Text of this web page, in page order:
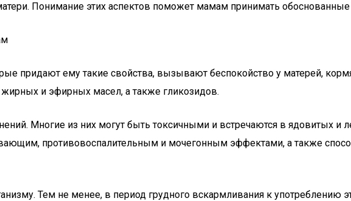
Понимание этих аспектов поможет мамам принимать обоснованные
придают ему такие свойства, вызывают беспокойство у матерей,
и эфирных масел, а также гликозидов.
Многие из них могут быть токсичными и встречаются в ядовитых и
противовоспалительным и мочегонным эффектами, а также
Тем не менее, в период грудного вскармливания к